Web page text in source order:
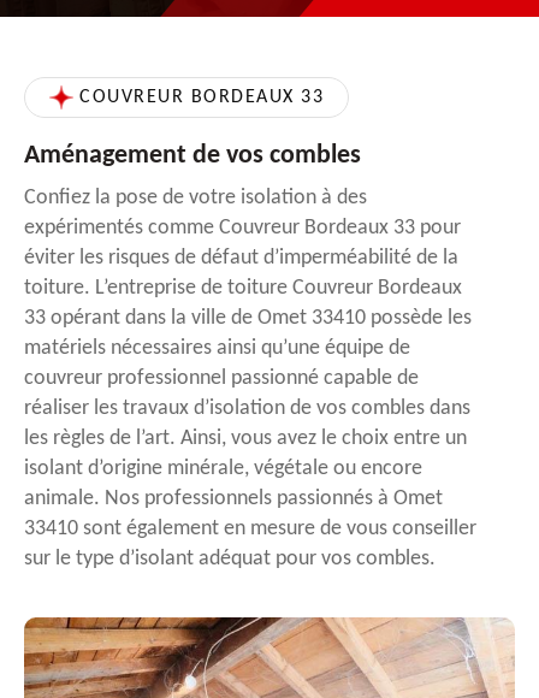
COUVREUR BORDEAUX 33
Aménagement de vos combles
Confiez la pose de votre isolation à des
expérimentés comme Couvreur Bordeaux 33 pour
éviter les risques de défaut d’imperméabilité de la
toiture. L’entreprise de toiture Couvreur Bordeaux
33 opérant dans la ville de Omet 33410 possède les
matériels nécessaires ainsi qu’une équipe de
couvreur professionnel passionné capable de
réaliser les travaux d’isolation de vos combles dans
les règles de l’art. Ainsi, vous avez le choix entre un
isolant d’origine minérale, végétale ou encore
animale. Nos professionnels passionnés à Omet
33410 sont également en mesure de vous conseiller
sur le type d’isolant adéquat pour vos combles.